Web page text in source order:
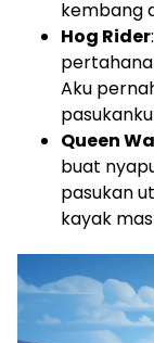
kembang
Hog Rider
Aku
Queen
buat
pasukan
kayak